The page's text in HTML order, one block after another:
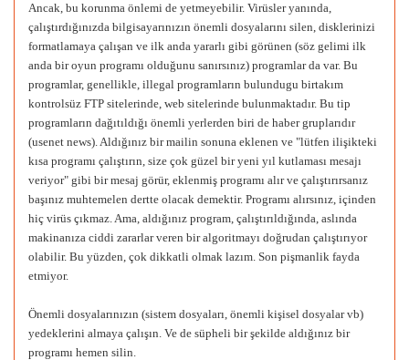
Ancak, bu korunma önlemi de yetmeyebilir. Virüsler yanında,
çalıştırdığınızda bilgisayarınızın önemli dosyalarını silen, disklerinizi
formatlamaya çalışan ve ilk anda yararlı gibi görünen (söz gelimi ilk
anda bir oyun programı olduğunu sanırsınız) programlar da var. Bu
programlar, genellikle, illegal programların bulundugu birtakım
kontrolsüz FTP sitelerinde, web sitelerinde bulunmaktadır. Bu tip
programların dağıtıldığı önemli yerlerden biri de haber gruplarıdır
(usenet news). Aldığınız bir mailin sonuna eklenen ve "lütfen ilişikteki
kısa programı çalıştırın, size çok güzel bir yeni yıl kutlaması mesajı
veriyor" gibi bir mesaj görür, eklenmiş programı alır ve çalıştırırsanız
başınız muhtemelen dertte olacak demektir. Programı alırsınız, içinden
hiç virüs çıkmaz. Ama, aldığınız program, çalıştırıldığında, aslında
makinanıza ciddi zararlar veren bir algoritmayı doğrudan çalıştırıyor
olabilir. Bu yüzden, çok dikkatli olmak lazım. Son pişmanlik fayda
etmiyor.
Önemli dosyalarınızın (sistem dosyaları, önemli kişisel dosyalar vb)
yedeklerini almaya çalışın. Ve de süpheli bir şekilde aldığınız bir
programı hemen silin.